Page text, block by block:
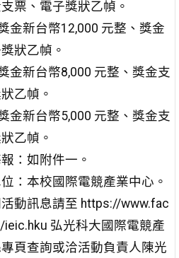
票、電子獎狀乙幀。
金新台幣12,000 元整、獎金
狀乙幀。
金新台幣8,000 元整、獎金支
乙幀。
金新台幣5,000 元整、獎金支
乙幀。
：如附件一。
：本校國際電競產業中心。
動訊息請至 https://www.fac
ieic.hku 弘光科大國際電競產
頁查詢或洽活動負責人陳光